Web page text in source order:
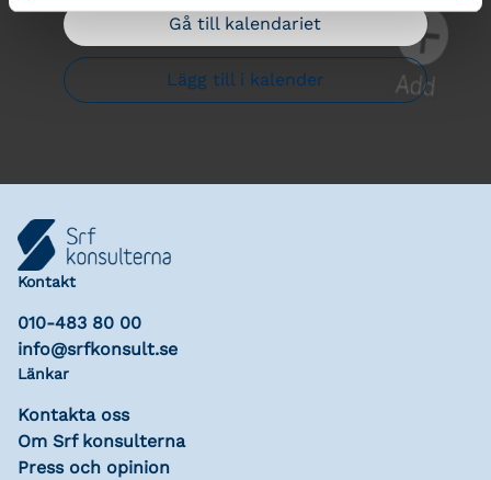
Gå till kalendariet
Lägg till i kalender
Kontakt
010-483 80 00
info@srfkonsult.se
Länkar
Kontakta oss
Om Srf konsulterna
Press och opinion